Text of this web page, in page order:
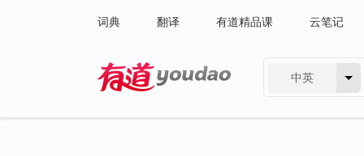
词典 翻译 有道精品课 云笔记
中英